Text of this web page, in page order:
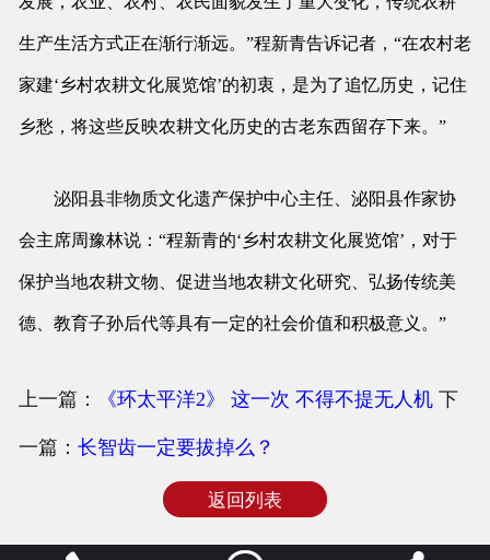
生产生活方式正在渐行渐远。”程新青告诉记者，“在农村老
家建‘乡村农耕文化展览馆’的初衷，是为了追忆历史，记住
乡愁，将这些反映农耕文化历史的古老东西留存下来。”
泌阳县非物质文化遗产保护中心主任、泌阳县作家协
会主席周豫林说：“程新青的‘乡村农耕文化展览馆’，对于
保护当地农耕文物、促进当地农耕文化研究、弘扬传统美
德、教育子孙后代等具有一定的社会价值和积极意义。”
上一篇： 《环太平洋2》 这一次 不得不提无人机下
一篇： 长智齿一定要拔掉么？
返回列表